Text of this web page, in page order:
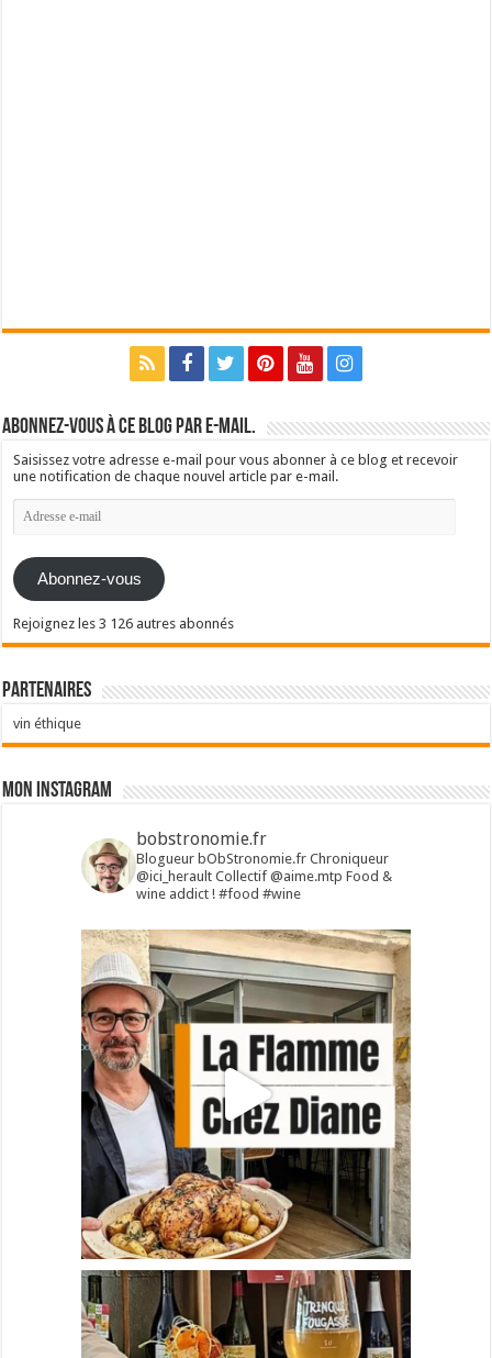
Abonnez-vous à ce blog par e-mail.
Saisissez votre adresse e-mail pour vous abonner à ce blog et recevoir
une notification de chaque nouvel article par e-mail.
Adresse
e-
Abonnez-vous
Rejoignez les 3 126 autres abonnés
Partenaires
vin éthique
Mon Instagram
bobstronomie.fr
Blogueur bObStronomie.fr Chroniqueur
@ici_heraultCollectif @aime.mtp Food &
wine addict !#food #wine